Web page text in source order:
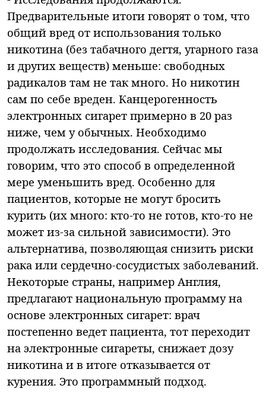
Предварительные итоги говорят о том, что
общий вред от использования только
никотина (без табачного дегтя, угарного газа
и других веществ) меньше: свободных
радикалов там не так много. Но никотин
сам по себе вреден. Канцерогенность
электронных сигарет примерно в 20 раз
ниже, чем у обычных. Необходимо
продолжать исследования. Сейчас мы
говорим, что это способ в определенной
мере уменьшить вред. Особенно для
пациентов, которые не могут бросить
курить (их много: кто-то не готов, кто-то не
может из-за сильной зависимости). Это
альтернатива, позволяющая снизить риски
рака или сердечно-сосудистых заболеваний.
Некоторые страны, например Англия,
предлагают национальную программу на
основе электронных сигарет: врач
постепенно ведет пациента, тот переходит
на электронные сигареты, снижает дозу
никотина и в итоге отказывается от
курения. Это программный подход.